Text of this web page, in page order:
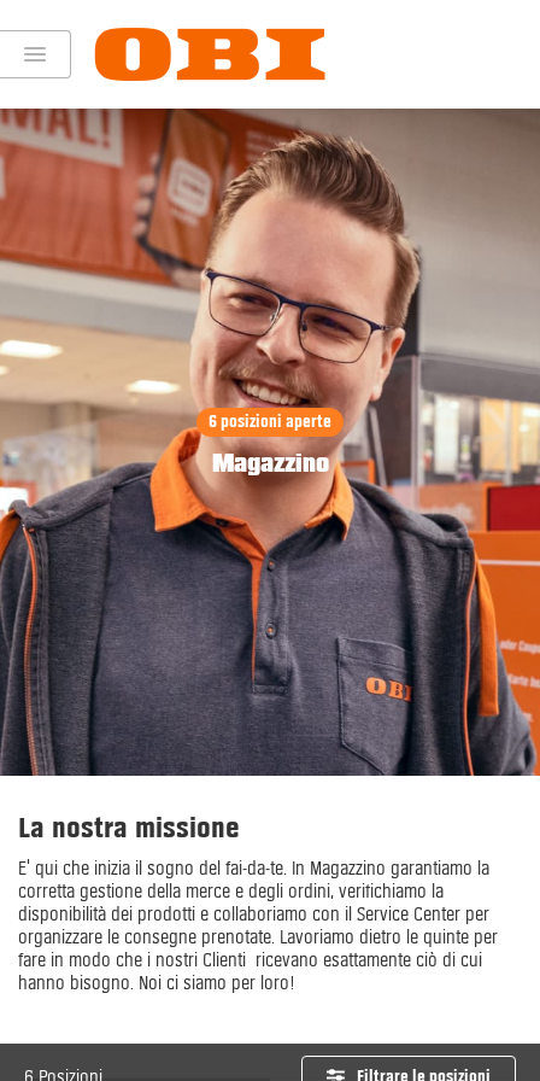
6 posizioni aperte
Magazzino
La nostra missione
E' qui che inizia il sogno del fai-da-te. In Magazzino garantiamo la
corretta gestione della merce e degli ordini, verifichiamo la
disponibilità dei prodotti e collaboriamo con il Service Center per
organizzare le consegne prenotate. Lavoriamo dietro le quinte per
fare in modo che i nostri Clienti ricevano esattamente ciò di cui
hanno bisogno. Noi ci siamo per loro!
6 Posizioni Filtrare le posizioni